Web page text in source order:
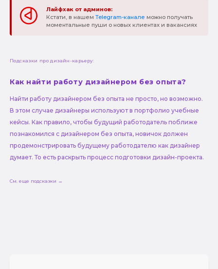
Лайфхак от админов:
Кстати, в нашем Telegram-канале можно получать
моментальные пуши о новых клиентах и вакансиях
Подсказки про дизайн-карьеру:
Как найти работу дизайнером без опыта?
Найти работу дизайнером без опыта не просто, но возможно.
В этом случае дизайнеры используют в портфолио учебные
кейсы. Как правило, чтобы будущий работодатель поближе
познакомился с дизайнером без опыта, новичок должен
продемонстрировать будущему работодателю как дизайнер
думает. То есть раскрыть процесс подготовки дизайн-проекта.
См. еще подсказки →